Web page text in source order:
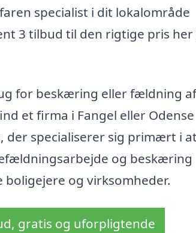
specialist i dit lokalområde
3 tilbud til den rigtige pris her
for beskæring eller fældning af
et firma i Fangel eller Odense
der specialiserer sig primært i at
og beskæring
og virksomheder.
gratis og uforpligtende